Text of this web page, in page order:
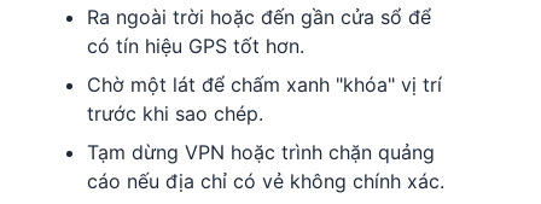
Ra ngoài trời hoặc đến gần cửa sổ để
có tín hiệu GPS tốt hơn.
Chờ một lát để chấm xanh "khóa" vị trí
trước khi sao chép.
Tạm dừng VPN hoặc trình chặn quảng
cáo nếu địa chỉ có vẻ không chính xác.